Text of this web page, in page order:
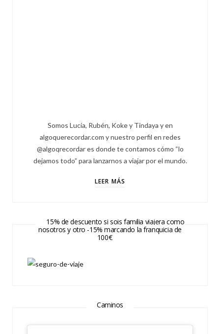
Somos Lucía, Rubén, Koke y Tindaya y en
algoquerecordar.com y nuestro perfil en redes
@algoqrecordar es donde te contamos cómo “lo
dejamos todo” para lanzarnos a viajar por el mundo.
LEER MÁS
15% de descuento si sois familia viajera como
nosotros y otro -15% marcando la franquicia de
100€
Caminos